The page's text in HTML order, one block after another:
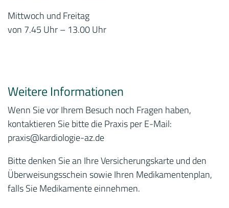
Mittwoch und Freitag
von 7.45 Uhr – 13.00 Uhr
Weitere Informationen
Wenn Sie vor Ihrem Besuch noch Fragen haben,
kontaktieren Sie bitte die Praxis per E-Mail:
praxis@kardiologie-az.de
Bitte denken Sie an Ihre Versicherungskarte und den
Überweisungsschein sowie Ihren Medikamentenplan,
falls Sie Medikamente einnehmen.